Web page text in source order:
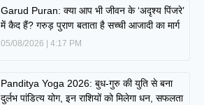
Garud Puran: क्या आप भी जीवन के ‘अदृश्य पिंजरे’
में कैद हैं? गरुड़ पुराण बताता है सच्ची आजादी का मार्ग
05/08/2026 4:17 PM
Panditya Yoga 2026: बुध-गुरु की युति से बना
दुर्लभ पांडित्य योग, इन राशियों को मिलेगा धन, सफलता